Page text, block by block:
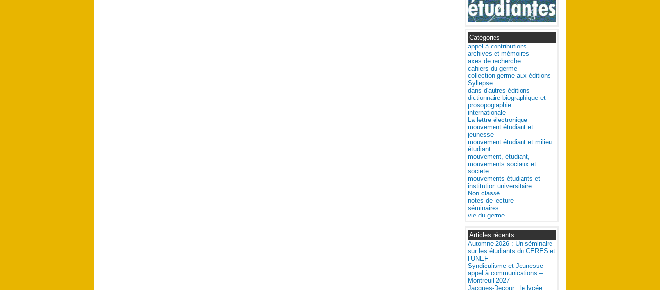
Catégories
appel à contributions
archives et mémoires
axes de recherche
cahiers du germe
collection germe aux éditions
Syllepse
dans d'autres éditions
dictionnaire biographique et
prosopographie
internationale
La lettre électronique
mouvement étudiant et
jeunesse
mouvement étudiant et milieu
étudiant
mouvement, étudiant,
mouvements sociaux et
société
mouvements étudiants et
institution universitaire
Non classé
notes de lecture
séminaires
vie du germe
Articles récents
Automne 2026 : Un séminaire
sur les étudiants du CERES et
l’UNEF
Syndicalisme et Jeunesse –
appel à communications –
Montreuil 2027
Jacques-Decour : le lycée